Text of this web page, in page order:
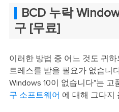
BCD 누락
구 [무료]
이러한 방법 중 어느 것도 귀
트레스를 받을 필요가 없습니
Windows 10이 없습니다"는 고
구 소프트웨어 에 대해 그다지